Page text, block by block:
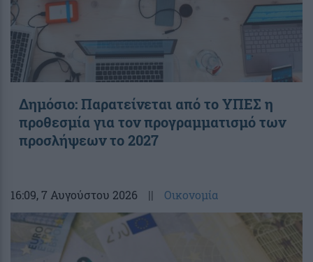
Δημόσιο: Παρατείνεται από το ΥΠΕΣ η
προθεσμία για τον προγραμματισμό των
προσλήψεων το 2027
16:09, 7 Αυγούστου 2026 || Οικονομία